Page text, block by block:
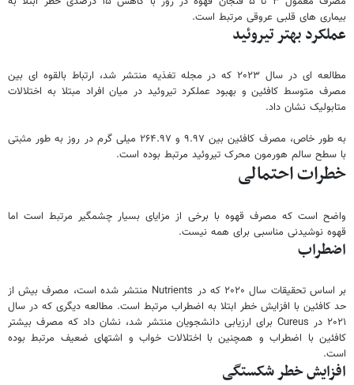
بیماری های قلبی عروقی مرتبط است.
عملکرد بهتر تیروئید
مطالعه ای در سال ۲۰۲۳ که در مجله تغذیه منتشر شد، ارتباط بالقوه ای بین
مصرف متوسط کافئین و بهبود عملکرد تیروئید در میان افراد مبتلا به اختلالات
متابولیک نشان داد.
به طور خاص، مصرف کافئین بین ۹.۹۷ و ۲۶۴.۹۷ میلی گرم در روز به طور مثبتی
با سطح سالم هورمون محرک تیروئید مرتبط بوده است.
خطرات احتمالی
واضح است که مصرف قهوه با برخی از مزایای بسیار چشمگیر مرتبط است اما
قهوه نوشیدنی مناسبی برای همه نیست.
اضطراب
بر اساس تحقیقات سال ۲۰۲۰ که در Nutrients منتشر شده است، مصرف بیش از
حد کافئین با افزایش خطر ابتلا به اضطراب مرتبط است. مطالعه دیگری که در سال
۲۰۲۱ در Cureus برای ارزیابی دانشجویان منتشر شد، نشان داد که مصرف بیشتر
کافئین با اضطراب و همچنین با اختلالات خواب و اشتهای ضعیف مرتبط بوده
است.
افزایش خطر شکستگی